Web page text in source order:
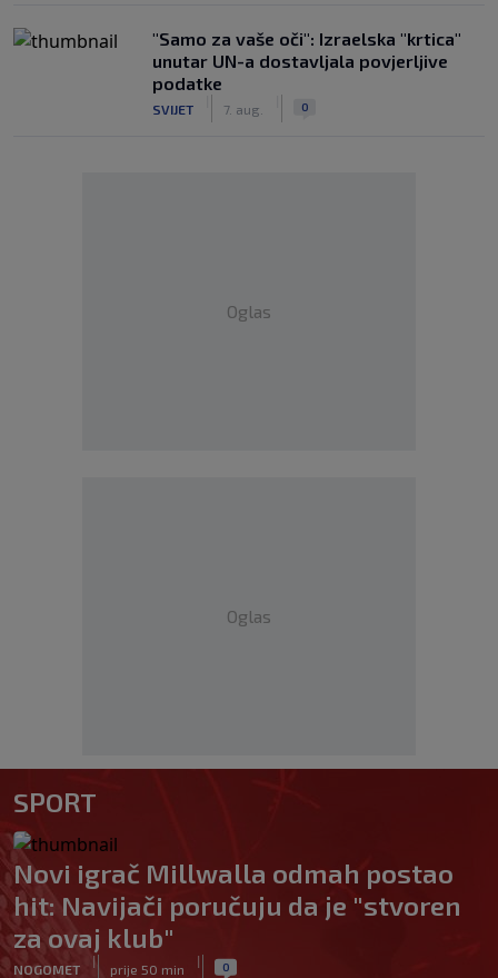
"Samo za vaše oči": Izraelska "krtica"
unutar UN-a dostavljala povjerljive
podatke
SVIJET 7. aug. 0
Oglas
Oglas
SPORT
Novi igrač Millwalla odmah postao
hit: Navijači poručuju da je "stvoren
za ovaj klub"
NOGOMET
|
prije 50 min
| 0